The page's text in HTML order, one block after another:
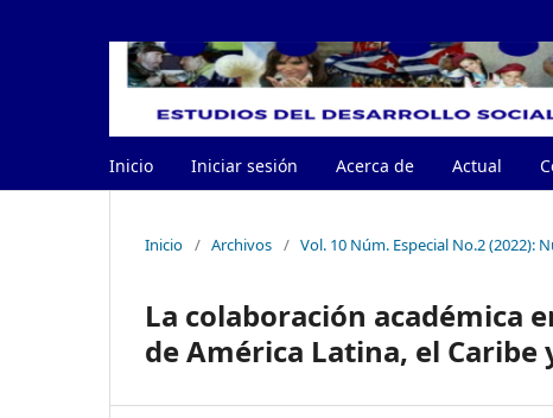
Inicio Iniciar sesión Acerca de Actual
Inicio / Archivos / Vol. 10 Núm. Especial No.2 (2022):
La colaboración académica
de América Latina, el Caribe